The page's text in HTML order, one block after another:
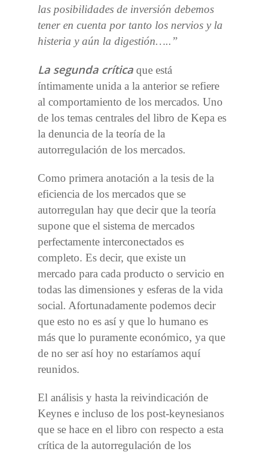
las posibilidades de inversión debemos
tener en cuenta por tanto los nervios y la
histeria y aún la digestión…..”
La segunda críticaque está
íntimamente unida a la anterior se refiere
al comportamiento de los mercados. Uno
de los temas centrales del libro de Kepa es
la denuncia de la teoría de la
autorregulación de los mercados.
Como primera anotación a la tesis de la
eficiencia de los mercados que se
autorregulan hay que decir que la teoría
supone que el sistema de mercados
perfectamente interconectados es
completo. Es decir, que existe un
mercado para cada producto o servicio en
todas las dimensiones y esferas de la vida
social. Afortunadamente podemos decir
que esto no es así y que lo humano es
más que lo puramente económico, ya que
de no ser así hoy no estaríamos aquí
reunidos.
El análisis y hasta la reivindicación de
Keynes e incluso de los post-keynesianos
que se hace en el libro con respecto a esta
crítica de la autorregulación de los